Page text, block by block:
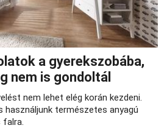
a gyerekszobába,
nem is gondoltál
nem lehet elég korán kezdeni.
használjunk természetes anyagú